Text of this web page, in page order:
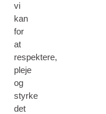
vi
kan
for
at
respektere,
pleje
og
styrke
det